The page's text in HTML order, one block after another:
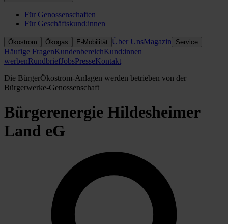
Für Genossenschaften
Für Geschäftskund:innen
Ökostrom Ökogas E-Mobilität Über UnsMagazin Service
Häufige FragenKundenbereichKund:innen
werbenRundbriefJobsPresseKontakt
Die BürgerÖkostrom-Anlagen werden betrieben von der
Bürgerwerke-Genossenschaft
Bürgerenergie Hildesheimer
Land eG